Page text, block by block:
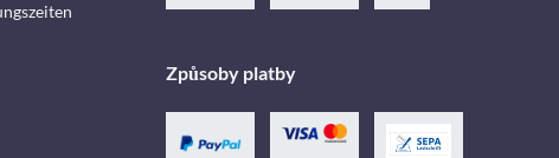
Způsoby platby